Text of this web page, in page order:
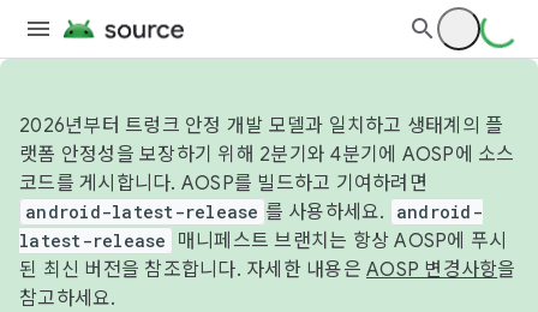
2026년부터 트렁크 안정 개발 모델과 일치하고 생태계의 플
랫폼 안정성을 보장하기 위해 2분기와 4분기에 AOSP에 소스
코드를 게시합니다. AOSP를 빌드하고 기여하려면
android-latest-release 를 사용하세요.
android-
latest-release
매니페스트 브랜치는 항상 AOSP에 푸시
된 최신 버전을 참조합니다. 자세한 내용은 AOSP 변경사항을
참고하세요.